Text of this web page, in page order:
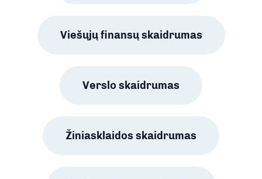
Viešųjų finansų skaidrumas
Verslo skaidrumas
Žiniasklaidos skaidrumas